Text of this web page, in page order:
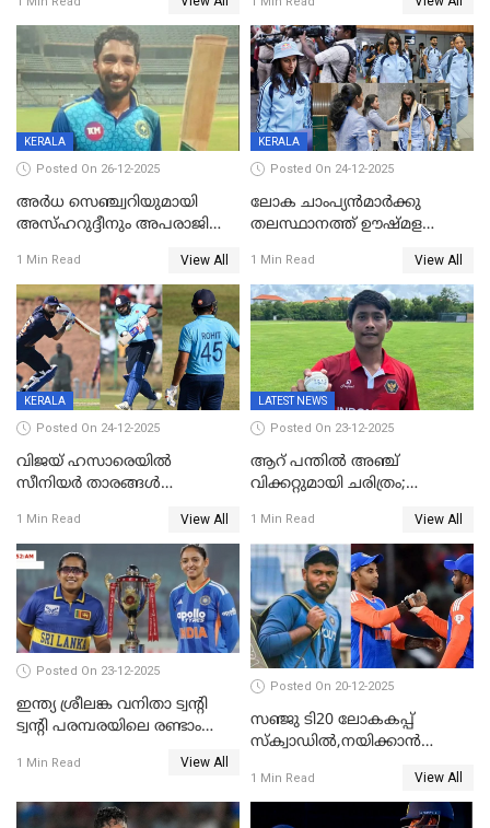
വനിതകള്‍ക്കെതിരായ ടി20
പരമ്പര ഇന്ത്യക്ക്
ടി20യിലും ശ്രീലങ്കയ്ക്ക്
ബാറ്റിംഗ് തകര്‍ച്ച; ഇന്ത്യയ്ക്ക്
വിജയലക്ഷ്യം 113 റൺസ്
KERALA
Posted On 26-12-2025
അർധ സെഞ്ച്വറിയുമായി
അസ്ഹറുദ്ദീനും അപരാജിതും
റൺസ് വിജയലക്ഷ്യമുയർത്തി
കേരളം
1 Min Read View All
KERALA
Posted On 24-12-2025
ലോക ചാംപ്യൻമാർക്കു
തലസ്ഥാനത്ത് ഊഷ്മള
മത്സരം ജയിച്ചാൽ ഇന്ത്യയ്ക്കു
പരമ്പര
1 Min Read View All
KERALA
Posted On 24-12-2025
വിജയ് ഹസാരെയിൽ
സീനിയർ താരങ്ങൾ
സച്ചിന്‍റെ റെക്കോഡ് മറികടന്ന്
കോഹ്‌ലി, രോഹിത്
വാർണർക്കൊപ്പം
1 Min Read View All
LATEST NEWS
Posted On 23-12-2025
ആറ് പന്തിൽ അഞ്ച്
വിക്കറ്റുമായി ചരിത്രം;
റെക്കോഡുമായി
ഇന്തോനേഷ്യൻ താരം
1 Min Read View All
Posted On 23-12-2025
ഇന്ത്യ ശ്രീലങ്ക വനിതാ ട്വന്റി
ട്വന്റി പരമ്പരയിലെ രണ്ടാം
1 Min Read View All
Posted On 20-12-2025
സഞ്ജു ടി20 ലോകകപ്പ്
സ്‌ക്വാഡിൽ,നയിക്കാൻ
പ്രഖ്യാപിച്ച് ബി.സി.സി.ഐ
1 Min Read View All